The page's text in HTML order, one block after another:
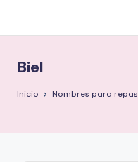
contenido
low-
cost
y
Biel
Inicio Nombres para